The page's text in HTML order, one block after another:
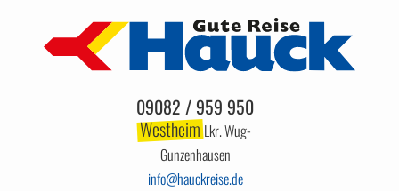
09082 / 959 950
WestheimLkr. Wug-
Gunzenhausen
info hauckreise.de